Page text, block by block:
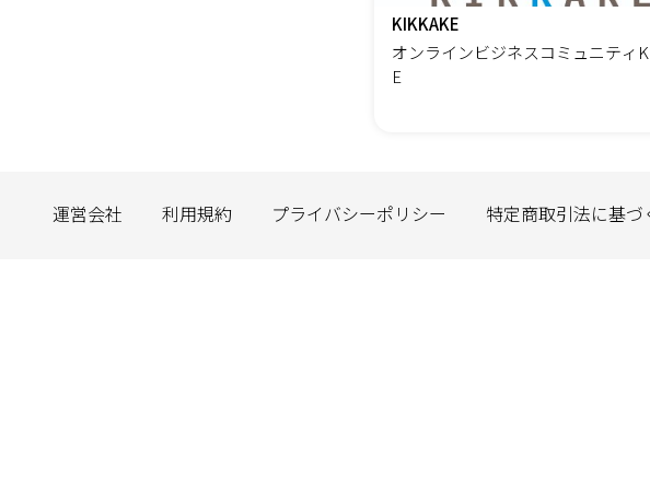
KIKKAKE
オンラインビジネスコミュニティ
E
運営会社 利用規約 プライバシーポリシー 特定商取引法に基づ